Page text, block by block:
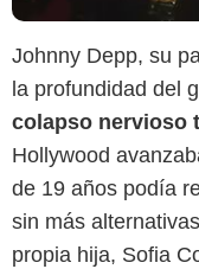
Johnny Depp, su
la profundidad del
colapso nervioso
Hollywood
de 19 años podía
sin más
propia hija, Sofia